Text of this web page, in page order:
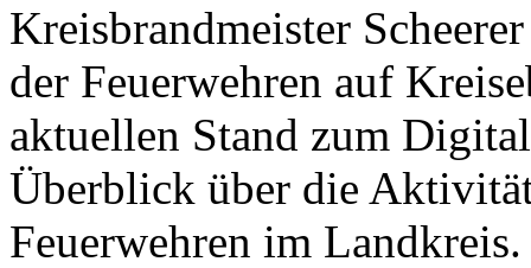
Kreisbrandmeister
der Feuerwehren auf
aktuellen Stand zum
Überblick über die
Feuerwehren im Landkreis.